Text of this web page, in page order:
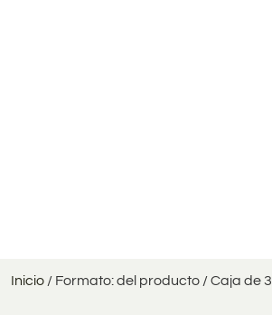
Inicio / Formato: del producto / Caja de 3